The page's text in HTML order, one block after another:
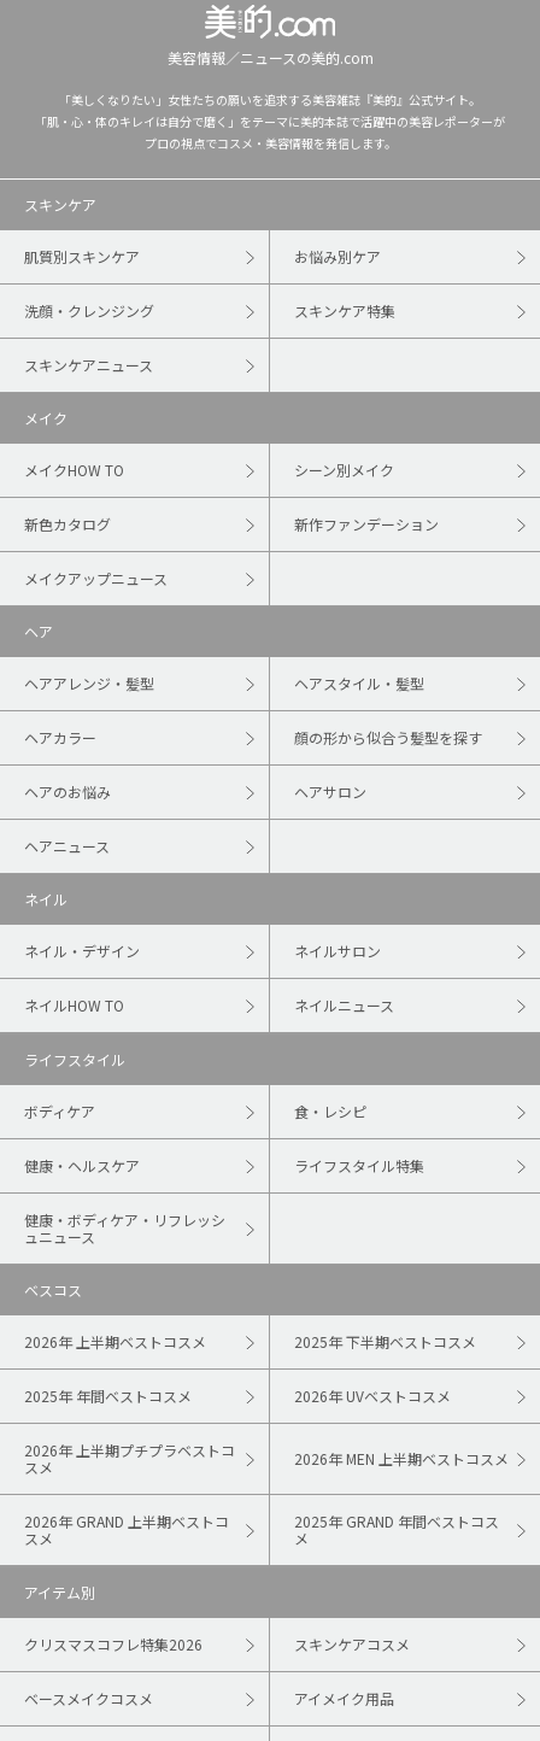
美容情報／ニュースの美的.com
「美しくなりたい」女性たちの願いを追求する美容雑誌『美的』公式サイト。
「肌・心・体のキレイは自分で磨く」をテーマに美的本誌で活躍中の美容レポーターが
プロの視点でコスメ・美容情報を発信します。
スキンケア
肌質別スキンケア お悩み別ケア
洗顔・クレンジング スキンケア特集
スキンケアニュース
メイク
メイクHOW TO シーン別メイク
新色カタログ 新作ファンデーション
メイクアップニュース
ヘア
ヘアアレンジ・髪型 ヘアスタイル・髪型
ヘアカラー 顔の形から似合う髪型を探す
ヘアのお悩み ヘアサロン
ヘアニュース
ネイル
ネイル・デザイン ネイルサロン
ネイルHOW TO ネイルニュース
ライフスタイル
ボディケア 食・レシピ
健康・ヘルスケア ライフスタイル特集
健康・ボディケア・リフレッシ
ュニュース
ベスコス
2026年 上半期ベストコスメ 2025年 下半期ベストコスメ
2025年 年間ベストコスメ 2026年 UVベストコスメ
2026年 上半期プチプラベストコ
スメ
2026年 MEN 上半期ベストコスメ
2026年 GRAND 上半期ベストコ
スメ
2025年 GRAND 年間ベストコス
メ
アイテム別
クリスマスコフレ特集2026 スキンケアコスメ
ベースメイクコスメ アイメイク用品